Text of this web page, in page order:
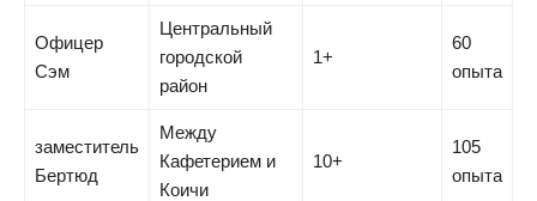
Офицер
Сэм
Центральный
городской
район
1+
60
опыта
заместитель
Бертюд
Между
Кафетерием и
Коичи
10+
105
опыта